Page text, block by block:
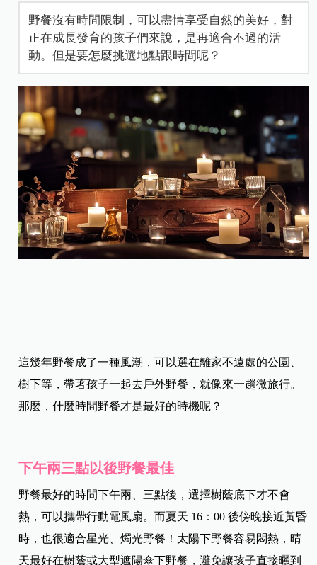
野餐沒有時間限制，可以盡情享受自然的美好，對
正在成長發育的孩子們來說，是再適合不過的活
動。但是要怎麼挑選地點跟時間呢？
這幾年野餐成了一種風潮，可以選在離家不遠處的公園、
樹下等，帶著孩子一起去戶外野餐，就像來一趟微旅行。
那麼，什麼時間野餐才是最好的時機呢？
下午兩三點以後野餐最佳
野餐最好的時間下午兩、三點後，選擇樹蔭底下才不會
熱，可以攜帶行動電風扇。而夏天 16：00 後傍晚接近黃昏
時，也很適合星光、燭光野餐！太陽下野餐容易悶熱，晴
天最好在樹蔭或大型遮陽傘下野餐，避免讓孩子直接曬到